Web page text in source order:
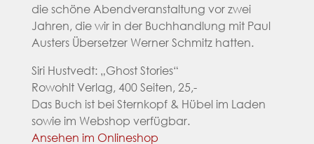
die schöne Abendveranstaltung vor zwei
Jahren, die wir in der Buchhandlung mit Paul
Austers Übersetzer Werner Schmitz hatten.
Siri Hustvedt: „Ghost Stories“
Rowohlt Verlag, 400 Seiten, 25,-
Das Buch ist bei Sternkopf & Hübel im Laden
sowie im Webshop verfügbar.
Ansehen im Onlineshop